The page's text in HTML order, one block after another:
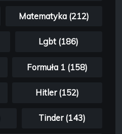
Matematyka (212)
Lgbt (186)
Formuła 1 (158)
Hitler (152)
Tinder (143)